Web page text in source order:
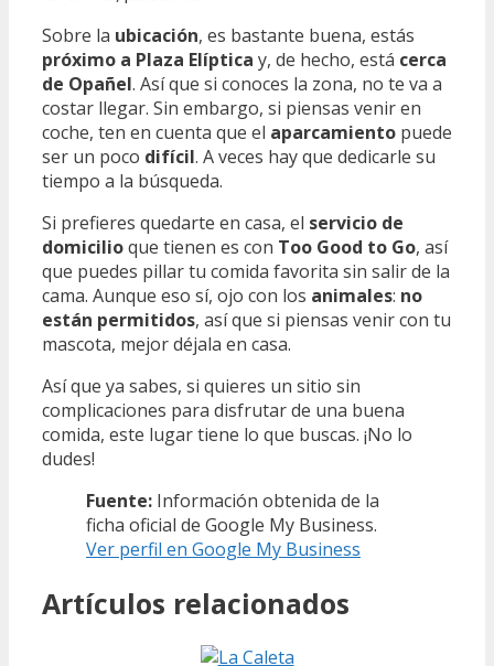
Sobre la ubicación, es bastante buena, estás
próximo a Plaza Elíptica y, de hecho, está cerca
de Opañel. Así que si conoces la zona, no te va a
costar llegar. Sin embargo, si piensas venir en
coche, ten en cuenta que el aparcamiento puede
ser un poco difícil. A veces hay que dedicarle su
tiempo a la búsqueda.
Si prefieres quedarte en casa, el servicio de
domicilioque tienen es con Too Good to Go, así
que puedes pillar tu comida favorita sin salir de la
cama. Aunque eso sí, ojo con los animales: no
están permitidos, así que si piensas venir con tu
mascota, mejor déjala en casa.
Así que ya sabes, si quieres un sitio sin
complicaciones para disfrutar de una buena
comida, este lugar tiene lo que buscas. ¡No lo
dudes!
Fuente: Información obtenida de la
ficha oficial de Google My Business.
Ver perfil en Google My Business
Artículos relacionados